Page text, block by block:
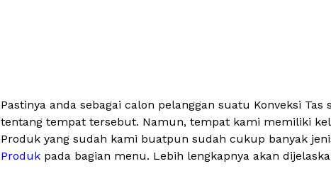
Pastinya anda sebagai calon pelanggan suatu Konveksi
tentang tempat tersebut. Namun, tempat kami memiliki
Produk yang sudah kami buatpun sudah cukup banyak
Produk pada bagian menu. Lebih lengkapnya akan